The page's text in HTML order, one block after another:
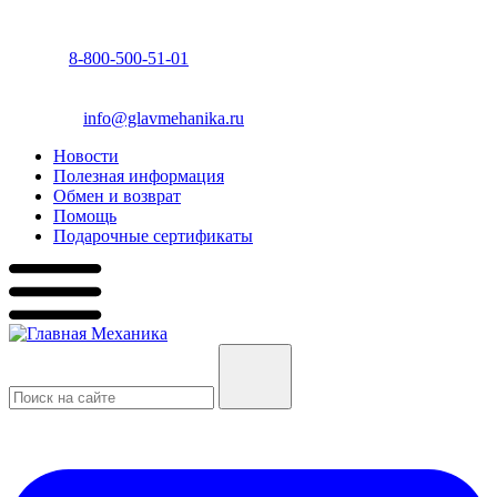
8-800-500-51-01
info@glavmehanika.ru
Новости
Полезная информация
Обмен и возврат
Помощь
Подарочные сертификаты